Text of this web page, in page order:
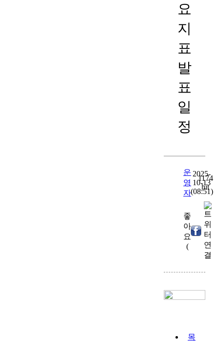
요
지
표
발
표
일
정
운
영
자
2025-
10-13
(08:51)
1174
hit
좋
아
요
(
0 )
목